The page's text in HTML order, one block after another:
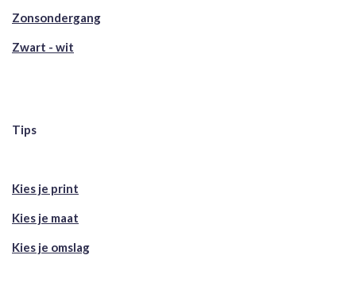
Zonsondergang
Zwart - wit
Tips
Kies je print
Kies je maat
Kies je omslag